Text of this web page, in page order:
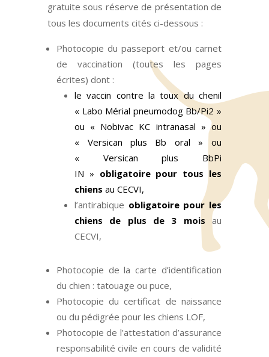
gratuite sous réserve de présentation de
tous les documents cités ci-dessous :
Photocopie du passeport et/ou carnet
de vaccination (toutes les pages
écrites) dont :
le vaccin contre la toux du chenil
« Labo Mérial pneumodog Bb/Pi2 »
ou « Nobivac KC intranasal » ou
« Versican plus Bb oral » ou
« Versican plus BbPi
IN » obligatoire pour tous les
chiens au CECVI,
l’antirabique obligatoire pour les
chiens de plus de 3 mois au
CECVI,
Photocopie de la carte d’identification
du chien : tatouage ou puce,
Photocopie du certificat de naissance
ou du pédigrée pour les chiens LOF,
Photocopie de l’attestation d’assurance
responsabilité civile en cours de validité